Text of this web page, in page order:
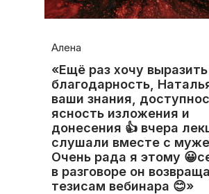
Алена
«Ещё раз хочу выразить
благодарность,
ваши знания,
ясность изложения и
донесения 👍 вчера
слушали вместе с
Очень рада я этому
в разговоре он
тезисам вебинара 😊»